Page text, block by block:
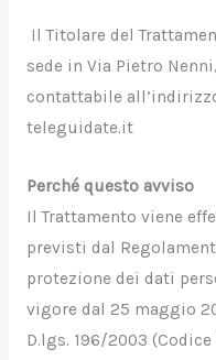
Il Titolare del
sede in Via Pietro
contattabile
teleguidate.it
Perché questo avviso
Il Trattamento viene
previsti dal
protezione dei dati
vigore dal 25 maggio
D.lgs. 196/2003